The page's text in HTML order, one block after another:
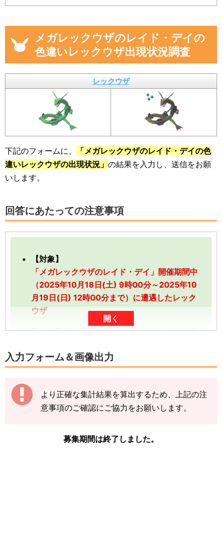
メガレックウザのレイド・デイの
色違いレックウザ出現状況調査
レックウザ
下記のフォームに、
「メガレックウザのレイド・デイの色
違いレックウザの出現状況」 の結果を入力し、送信をお願
いします。
回答にあたっての注意事項
【対象】
「メガレックウザのレイド・デイ」開催期間中
（2025年10月18日(土) 9時00分～2025年10
月19日(日) 12時00分まで）に遭遇したレック
ウザ
数は、数字を直接入力、または「-」や「+」を
数字は、前回の入力内容に追加分を加算する形
【例】
途中結果が3匹→まずは「3」で送信
2」して「5」で送信
開く
入力フォーム＆画像出力
より正確な集計結果を算出するため、上記の注
意事項のご確認にご協力をお願いします。
募集期間は終了しました。